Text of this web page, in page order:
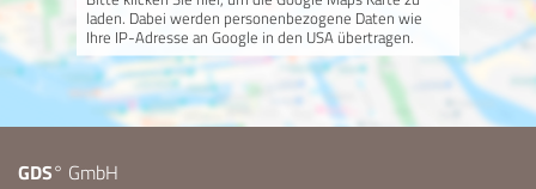
laden. Dabei werden personenbezogene Daten wie
Ihre IP-Adresse an Google in den USA übertragen.
GDS° GmbH